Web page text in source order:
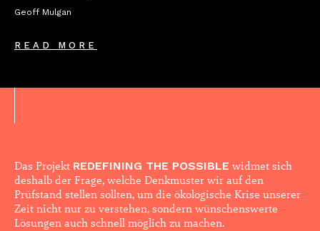
Geoff Mulgan
READ MORE
Das Projekt REDEFINING THE POSSIBLE widmet sich
deshalb der Frage, welche Denkmuster wir auf den
Prüfstand stellen sollten, um die ökologische Krise unserer
Zeit nicht nur zu verstehen, sondern wünschenswerte
Lösungen auch schnell möglich zu machen.